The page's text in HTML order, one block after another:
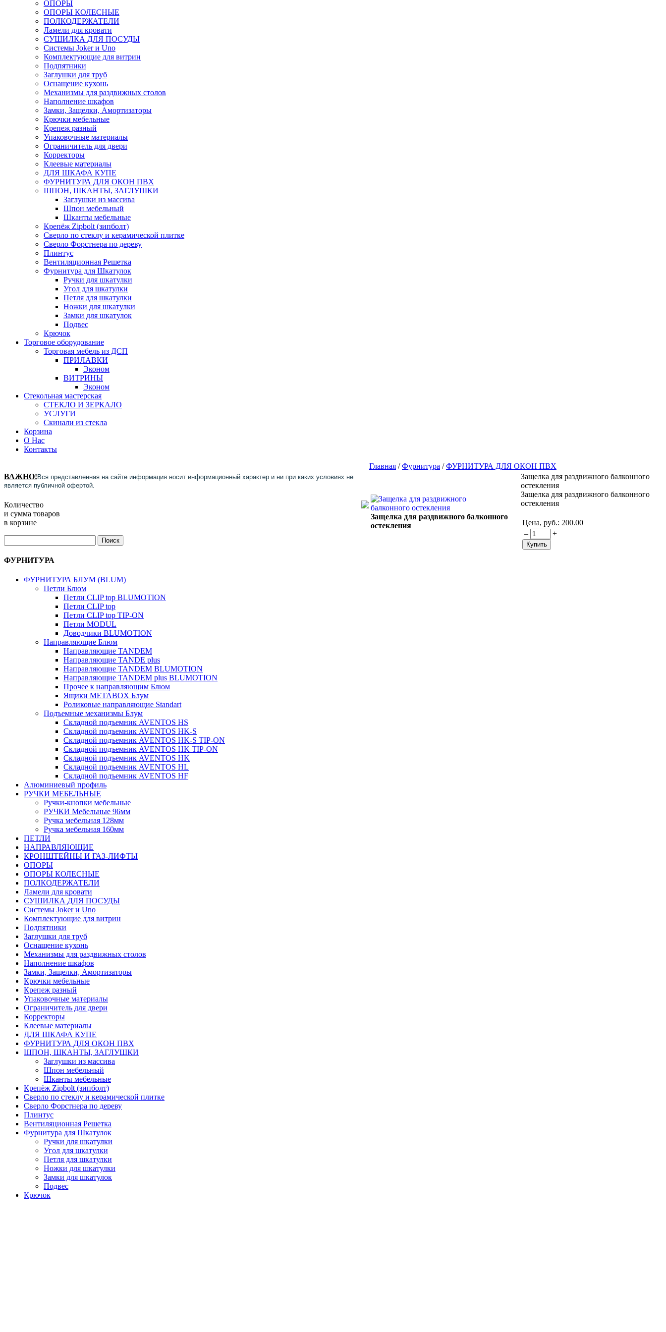
ОПОРЫ
ОПОРЫ КОЛЕСНЫЕ
ПОЛКОДЕРЖАТЕЛИ
Ламели для кровати
СУШИЛКА ДЛЯ ПОСУДЫ
Системы Joker и Uno
Комплектующие для витрин
Подпятники
Заглушки для труб
Оснащение кухонь
Механизмы для раздвижных столов
Наполнение шкафов
Замки, Защелки, Амортизаторы
Крючки мебельные
Крепеж разный
Упаковочные материалы
Ограничитель для двери
Корректоры
Клеевые материалы
ДЛЯ ШКАФА КУПЕ
ФУРНИТУРА ДЛЯ ОКОН ПВХ
ШПОН, ШКАНТЫ, ЗАГЛУШКИ
Заглушки из массива
Шпон мебельный
Шканты мебельные
Крепёж Zipbolt (зипболт)
Сверло по стеклу и керамической плитке
Сверло Форстнера по дереву
Плинтус
Вентиляционная Решетка
Фурнитура для Шкатулок
Ручки для шкатулки
Угол для шкатулки
Петля для шкатулки
Ножки для шкатулки
Замки для шкатулок
Подвес
Крючок
Торговое оборудование
Торговая мебель из ДСП
ПРИЛАВКИ
Эконом
ВИТРИНЫ
Эконом
Стекольная мастерская
СТЕКЛО И ЗЕРКАЛО
УСЛУГИ
Скинали из стекла
Корзина
О Нас
Контакты
ВАЖНО! Вся представленная на сайте информация носит информационный характер и ни при каких условиях не
является публичной офертой.
Количество
и сумма товаров
в корзине
ФУРНИТУРА
ФУРНИТУРА БЛУМ (BLUM)
Петли Блюм
Петли CLIP top BLUMOTION
Петли CLIP top
Петли CLIP top TIP-ON
Петли MODUL
Доводчики BLUMOTION
Направляющие Блюм
Направляющие TANDEM
Направляющие TANDE plus
Направляющие TANDEM BLUMOTION
Направляющие TANDEM plus BLUMOTION
Прочее к направляющим Блюм
Ящики METABOX Блум
Роликовые направляющие Standart
Подъемные механизмы Блум
Складной подъемник AVENTOS HS
Складной подъемник AVENTOS HK-S
Складной подъемник AVENTOS HK-S TIP-ON
Складной подъемник AVENTOS HK TIP-ON
Складной подъемник AVENTOS HK
Складной подъемник AVENTOS HL
Складной подъемник AVENTOS HF
Алюминиевый профиль
РУЧКИ МЕБЕЛЬНЫЕ
Ручки-кнопки мебельные
РУЧКИ Мебельные 96мм
Ручка мебельная 128мм
Ручка мебельная 160мм
ПЕТЛИ
НАПРАВЛЯЮЩИЕ
КРОНШТЕЙНЫ И ГАЗ-ЛИФТЫ
ОПОРЫ
ОПОРЫ КОЛЕСНЫЕ
ПОЛКОДЕРЖАТЕЛИ
Ламели для кровати
СУШИЛКА ДЛЯ ПОСУДЫ
Системы Joker и Uno
Комплектующие для витрин
Подпятники
Заглушки для труб
Оснащение кухонь
Механизмы для раздвижных столов
Наполнение шкафов
Замки, Защелки, Амортизаторы
Крючки мебельные
Крепеж разный
Упаковочные материалы
Ограничитель для двери
Корректоры
Клеевые материалы
ДЛЯ ШКАФА КУПЕ
ФУРНИТУРА ДЛЯ ОКОН ПВХ
ШПОН, ШКАНТЫ, ЗАГЛУШКИ
Заглушки из массива
Шпон мебельный
Шканты мебельные
Крепёж Zipbolt (зипболт)
Сверло по стеклу и керамической плитке
Сверло Форстнера по дереву
Плинтус
Вентиляционная Решетка
Фурнитура для Шкатулок
Ручки для шкатулки
Угол для шкатулки
Петля для шкатулки
Ножки для шкатулки
Замки для шкатулок
Подвес
Крючок
Главная /Фурнитура /ФУРНИТУРА ДЛЯ ОКОН ПВХ
Защелка для раздвижного балконного
остекления
Защелка для раздвижного балконного
остекления
Защелка для раздвижного балконного
остекления
Цена, руб.: 200.00
–
+